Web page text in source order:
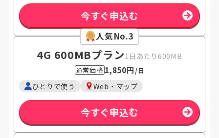
今すぐ申込む
人気No.3
4G 600MBプラン1日あたり600MB
通常価格1,850円 /日
ひとりで使う Web・マップ
今すぐ申込む